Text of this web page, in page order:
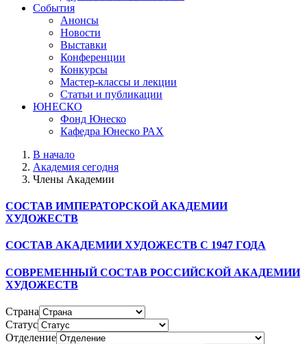
События
Анонсы
Новости
Выставки
Конференции
Конкурсы
Мастер-классы и лекции
Статьи и публикации
ЮНЕСКО
Фонд Юнеско
Кафедра Юнеско РАХ
В начало
Академия сегодня
Члены Академии
СОСТАВ ИМПЕРАТОРСКОЙ АКАДЕМИИ
ХУДОЖЕСТВ
СОСТАВ АКАДЕМИИ ХУДОЖЕСТВ С 1947 ГОДА
СОВРЕМЕННЫЙ СОСТАВ РОССИЙСКОЙ АКАДЕМИИ
ХУДОЖЕСТВ
Страна
Статус
Отделение